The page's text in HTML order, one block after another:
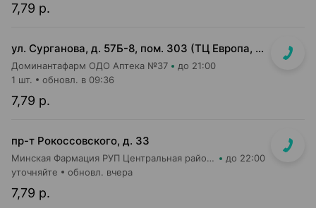
7,79 р.
ул. Сурганова, д. 57Б-8, пом. 303 (ТЦ Европа, 3 этаж)
Доминантафарм ОДО Аптека №37 до 21:00
7,79 р.
1 шт. обновл. в 09:36
пр-т Рокоссовского, д. 33
Минская Фармация РУП Центральная районная аптека №182 до 22:00
7,79 р.
уточняйте обновл. вчера